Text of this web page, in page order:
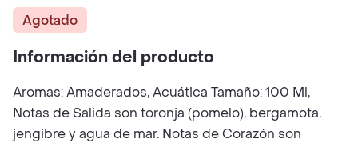
Agotado
Información del producto
Aromas: Amaderados, Acuática Tamaño: 100 Ml,
Notas de Salida son toronja (pomelo), bergamota,
jengibre y agua de mar. Notas de Corazón son